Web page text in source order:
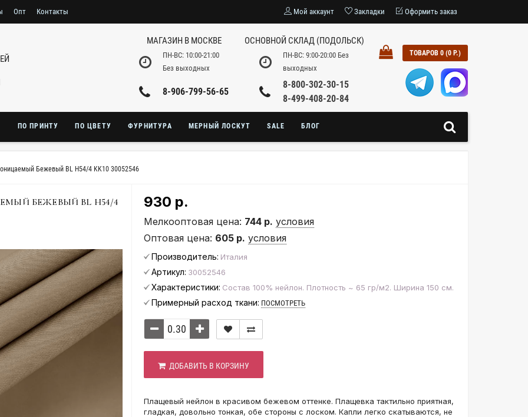
Опт Контакты Мой аккаунт Закладки Оформить заказ
МАГАЗИН В МОСКВЕ
ПН-ВС: 10:00-21:00
Без выходных
8-906-799-56-65
ОСНОВНОЙ СКЛАД (ПОДОЛЬСК)
ПН-ВС: 9:00-20:00 Без
выходных
8-800-302-30-15
8-499-408-20-84
ТОВАРОВ 0 (0 Р.)
ПО ПРИНТУ ПО ЦВЕТУ ФУРНИТУРА МЕРНЫЙ ЛОСКУТ SALE БЛОГ
Бежевый BL H54/4 KK10 30052546
БЕЖЕВЫЙ BL H54/4 930 р.
Мелкооптовая цена: 744 р. условия
Оптовая цена: 605 р. условия
Производитель: Италия
Артикул: 30052546
Характеристики: Состав 100% нейлон. Плотность ~ 65 гр/м2. Ширина 150 см.
Примерный расход ткани: ПОСМОТРЕТЬ
ДОБАВИТЬ В КОРЗИНУ
Плащевый нейлон в красивом бежевом оттенке. Плащевка тактильно приятная,
гладкая, довольно тонкая, обе стороны с лоском. Капли легко скатываются, не